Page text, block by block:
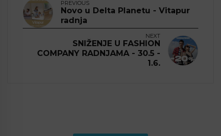
PREVIOUS
Novo u Delta Planetu - Vitapur
radnja
NEXT
SNIŽENJE U FASHION
COMPANY RADNJAMA - 30.5 -
1.6.